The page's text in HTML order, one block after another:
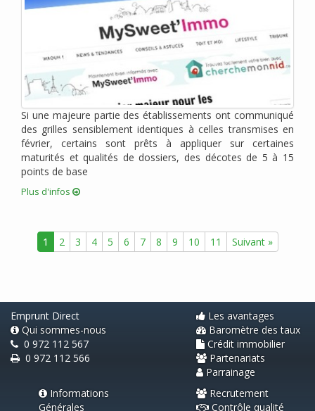
juin 2011 (1)
mars 2011 (2)
février 2011 (3)
janvier 2011 (2)
décembre 2010 (1)
novembre 2010 (2)
octobre 2010 (2)
août 2010 (1)
juin 2010 (2)
février 2010 (1)
septembre 2009 (2)
Si une majeure partie des établissements ont communiqué
des grilles sensiblement identiques à celles transmises en
février, certains sont prêts à appliquer sur certaines
maturités et qualités de dossiers, des décotes de 5 à 15
points de base
Plus d'infos
1 2 3 4 5 6 7 8 9 10 11 Suivant »
Emprunt Direct
Qui sommes-nous
0 972 112 567
0 972 112 566
Les avantages
Baromètre des taux
Crédit immobilier
Partenariats
Parrainage
Informations
Générales
Recrutement
Contrôle qualité